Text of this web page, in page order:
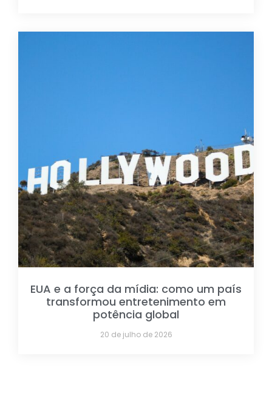
EUA e a força da mídia: como um país
transformou entretenimento em
potência global
20 de julho de 2026